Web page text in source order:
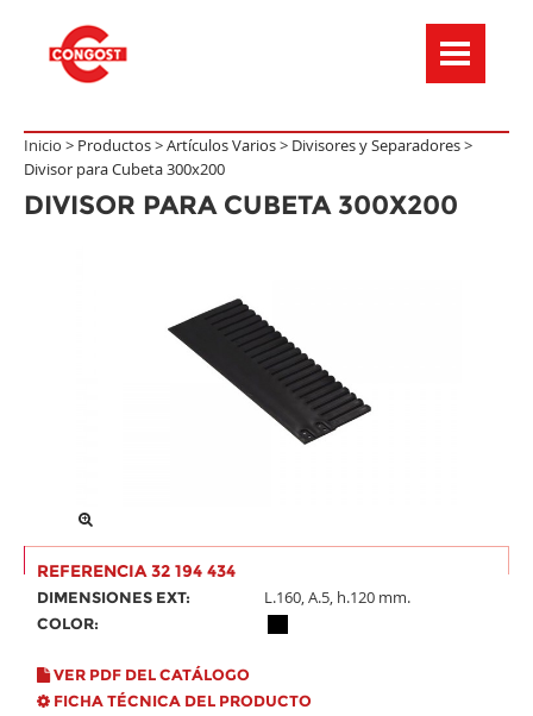
Inicio > Productos>Artículos Varios> Divisores y Separadores>
Divisor para Cubeta 300x200
DIVISOR PARA CUBETA 300X200
REFERENCIA 32 194 434
DIMENSIONES EXT: L.160, A.5, h.120 mm.
COLOR:
VER PDF DEL CATÁLOGO
FICHA TÉCNICA DEL PRODUCTO